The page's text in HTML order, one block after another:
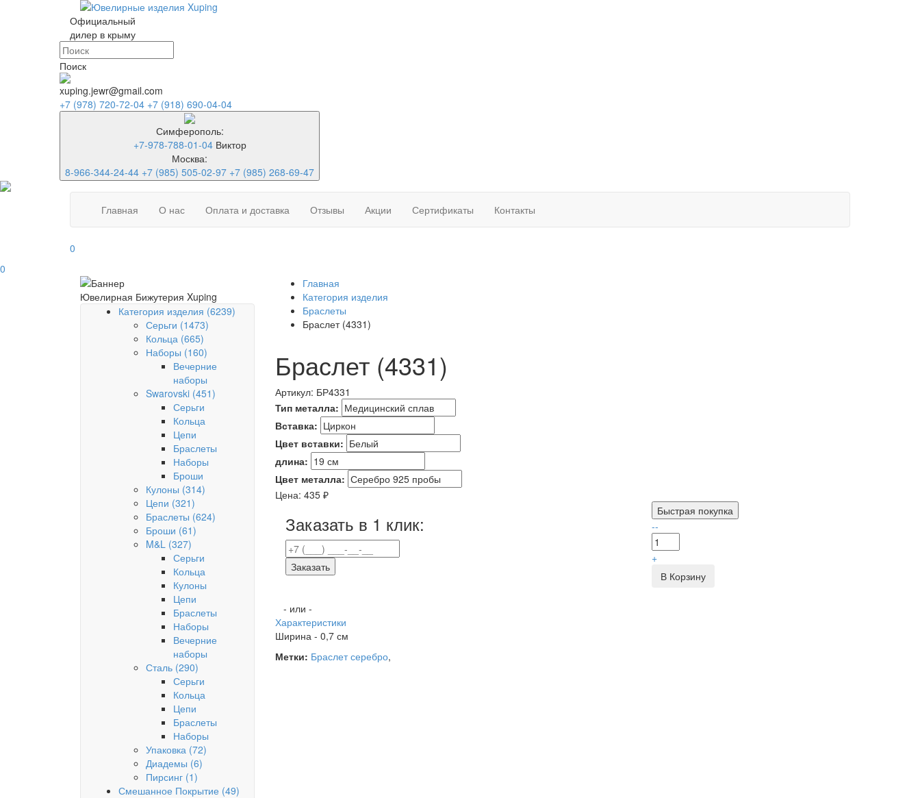
Официальный
дилер в крыму
Поиск
xuping.jewr@gmail.com
+7 (978) 720-72-04 +7 (918) 690-04-04
Симферополь:
+7-978-788-01-04Виктор
Москва:
8-966-344-24-44 +7 (985) 505-02-97 +7 (985) 268-69-47
Главная О нас Оплата и доставка Отзывы Акции Сертификаты Контакты
0
0
Ювелирная Бижутерия Xuping
Категория изделия (6239)
Серьги (1473)
Кольца (665)
Наборы (160)
Вечерние
наборы
Swarovski (451)
Серьги
Кольца
Цепи
Браслеты
Наборы
Броши
Кулоны (314)
Цепи (321)
Браслеты (624)
Броши (61)
M&L (327)
Серьги
Кольца
Кулоны
Цепи
Браслеты
Наборы
Вечерние
наборы
Сталь (290)
Серьги
Кольца
Цепи
Браслеты
Наборы
Упаковка (72)
Диадемы (6)
Пирсинг (1)
Смешанное Покрытие (49)
Главная
Категория изделия
Браслеты
Браслет (4331)
Браслет (4331)
Артикул: БР4331
Тип металла:
Вставка:
Цвет вставки:
длина:
Цвет металла:
Цена: 435 ₽
Быстрая покупка
Заказать в 1 клик:
Заказать
--
+
В Корзину
- или -
Характеристики
Ширина - 0,7 см
Метки: Браслет серебро,